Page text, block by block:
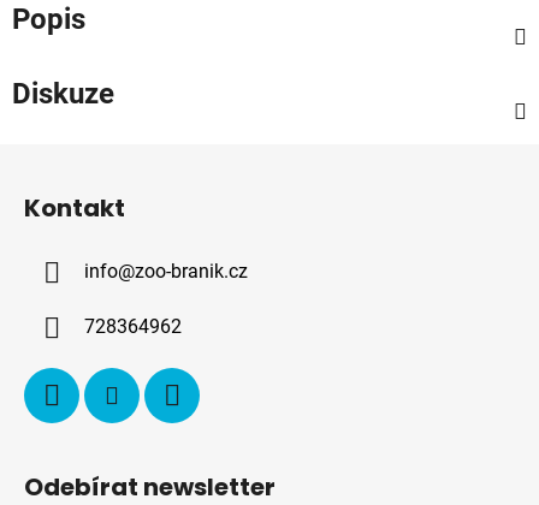
Popis
Diskuze
Kontakt
info@zoo-branik.cz
728364962
Odebírat newsletter